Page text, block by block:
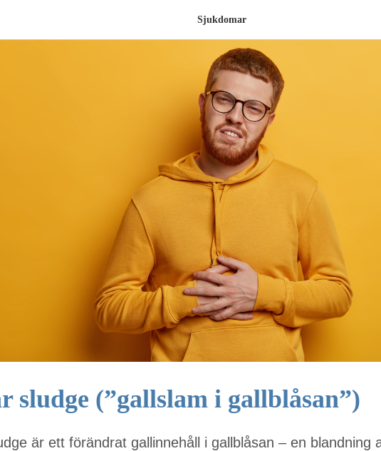
Sjukdomar
sludge (”gallslam i gallblåsan”)
är ett förändrat gallinnehåll i gallblåsan – en blandning